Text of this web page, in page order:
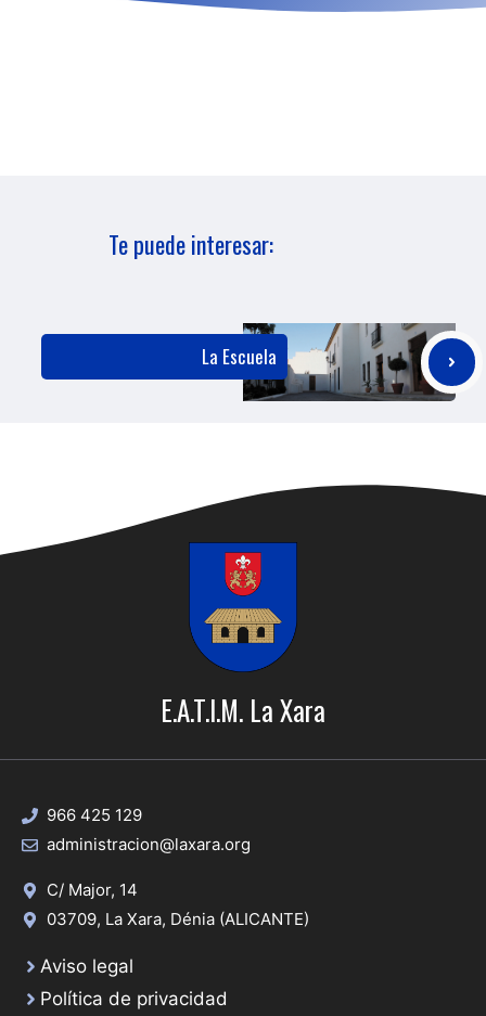
Te puede interesar:
La Escuela
E.A.T.I.M. La Xara
966 425 129
administracion@laxara.org
C/ Major, 14
03709, La Xara, Dénia (ALICANTE)
Aviso legal
Política de privacidad